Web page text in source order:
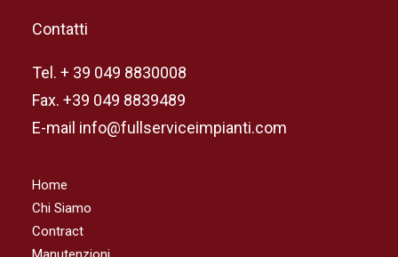
Contatti
Tel. + 39 049 8830008
Fax. +39 049 8839489
E-mail info@fullserviceimpianti.com
Home
Chi Siamo
Contract